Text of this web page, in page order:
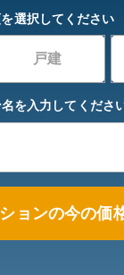
選択してください
戸建
を入力してくださ
ョンの今の価